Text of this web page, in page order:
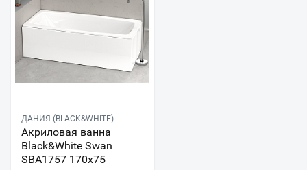
ДАНИЯ (BLACK&WHITE)
Акриловая ванна
Black&White Swan
SBA1757 170x75